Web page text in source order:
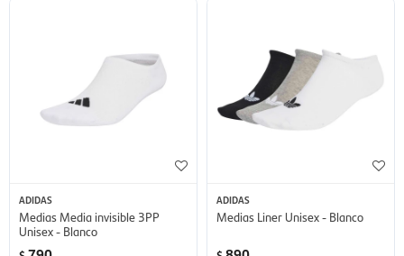
ADIDAS
Medias Media invisible 3PP
Unisex - Blanco
ADIDAS
Medias Liner Unisex - Blanco